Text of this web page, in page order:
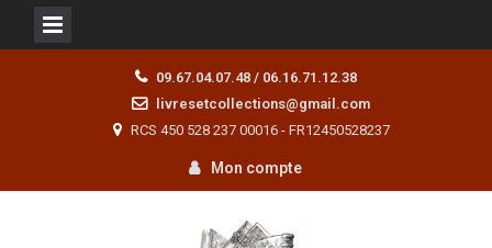
09.67.04.07.48 / 06.16.71.12.38
livresetcollections@gmail.com
RCS 450 528 237 00016 - FR12450528237
Mon compte